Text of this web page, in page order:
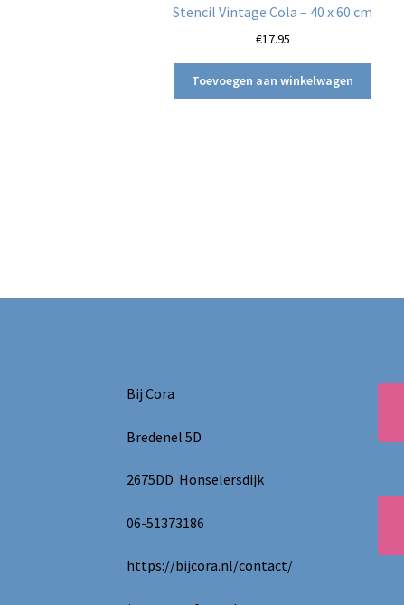
Stencil Vintage Cola – 40 x 60 cm
€17.95
Toevoegen aan winkelwagen
Bij Cora
Bredenel 5D
2675DD Honselersdijk
06-51373186
https://bijcora.nl/contact/